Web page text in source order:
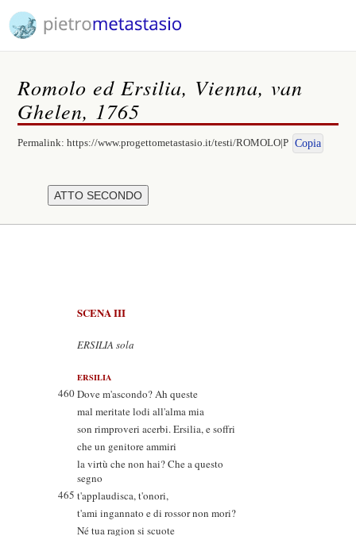
Romolo ed Ersilia, Vienna, van
Ghelen, 1765
Permalink:https://www.progettometastasio.it/testi/ROMOLO|P Copia
SCENA III
ERSILIA sola
ERSILIA
460Dove m'ascondo? Ah queste
mal meritate lodi all'alma mia
son rimproveri acerbi. Ersilia, e soffri
che un genitore ammiri
la virtù che non hai? Che a questo
segno
465 t'applaudisca, t'onori,
t'ami ingannato e di rossor non mori?
Né tua ragion si scuote